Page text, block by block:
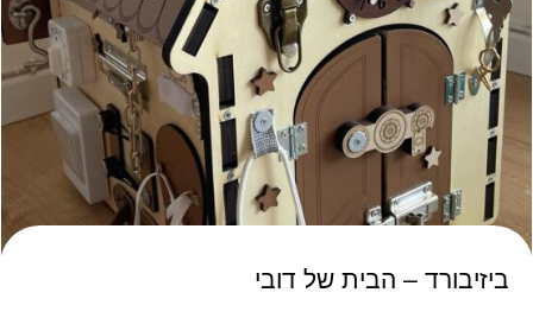
ביזיבורד – הבית של דובי
כמות ביזיבורד - הבית של דובי